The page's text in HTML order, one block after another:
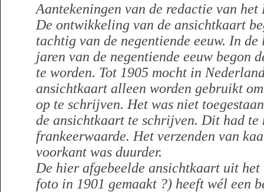
Aantekeningen van de redactie van het
De ontwikkeling van de ansichtkaart
tachtig van de negentiende eeuw. In
jaren van de negentiende eeuw begon
te worden. Tot 1905 mocht in
ansichtkaart alleen worden gebruikt
op te schrijven. Het was niet
de ansichtkaart te schrijven. Dit had te
frankeerwaarde. Het verzenden van
voorkant was duurder.
De hier afgebeelde ansichtkaart uit
foto in 1901 gemaakt ?) heeft wél een